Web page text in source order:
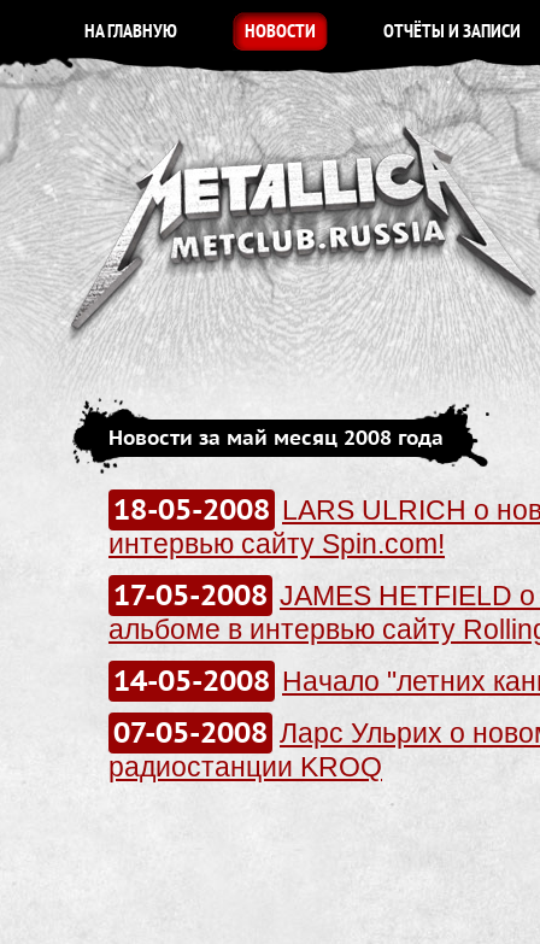
НА ГЛАВНУЮ НОВОСТИ ОТЧЁТЫ И ЗАПИСИ
Новости за май месяц 2008 года
18-05-2008 LARS ULRICH о
интервью сайту Spin.com!
17-05-2008 JAMES HETFIELD
альбоме в интервью сайту
14-05-2008 Начало "летних
07-05-2008 Ларс Ульрих о
радиостанции KROQ